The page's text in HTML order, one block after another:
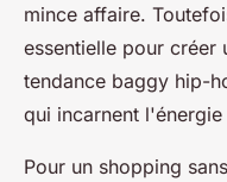
mince affaire.
essentielle pour créer
tendance baggy hip-
qui incarnent
Pour un shopping